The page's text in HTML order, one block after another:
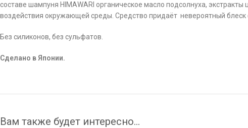
составе шампуня HIMAWARI органическое масло подсолнуха,
воздействия окружающей среды. Средство придаёт невероятный блеск
Без силиконов, без сульфатов.
Сделано в Японии.
Вам также будет интересно…